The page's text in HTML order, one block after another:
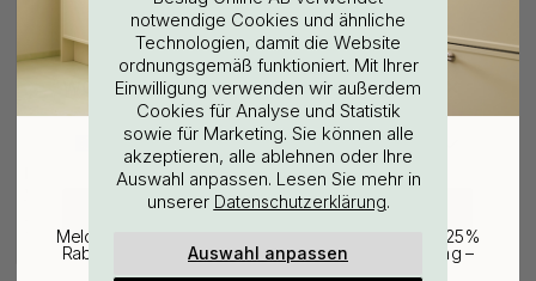
Bohrschablone für
Möbelgriffe & Möbelknöpfe
Auf Lager
notwendige Cookies und ähnliche
Technologien, damit die Website
ordnungsgemäß funktioniert. Mit Ihrer
Einwilligung verwenden wir außerdem
Cookies für Analyse und Statistik
sowie für Marketing. Sie können alle
akzeptieren, alle ablehnen oder Ihre
Auswahl anpassen. Lesen Sie mehr in
unserer Datenschutzerklärung.
Auswahl anpassen
WOULD YOU RATHER VISIT?
EU
CHANGE COUNTRY
25% Rabatt auf deinen
günstigsten Artikel
Melde dich für unseren Newsletter an und erhalte 25%
Rabatt auf den günstigsten Artikel deiner Bestellung –
plus Inspiration und exklusive Angebote.